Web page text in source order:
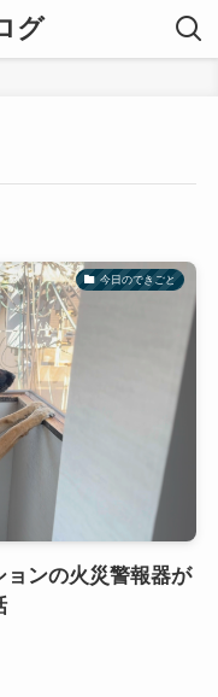
グ
今日のできごと
ンの火災警報器が